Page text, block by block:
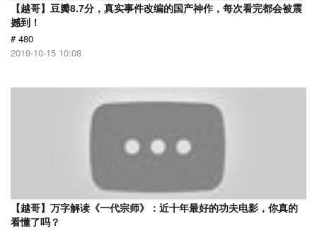
【越哥】豆瓣8.7分，真实事件改编的国产神作，每次看完都会被震
撼到！
# 480
2019-10-15 10:08
【越哥】万字解读《一代宗师》：近十年最好的功夫电影，你真的
看懂了吗？